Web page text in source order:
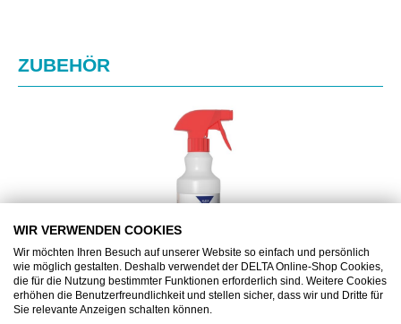
Produktgalerie überspringen
ZUBEHÖR
WIR VERWENDEN COOKIES
Wir möchten Ihren Besuch auf unserer Website so einfach und persönlich
wie möglich gestalten. Deshalb verwendet der DELTA Online-Shop Cookies,
die für die Nutzung bestimmter Funktionen erforderlich sind. Weitere Cookies
erhöhen die Benutzerfreundlichkeit und stellen sicher, dass wir und Dritte für
Sie relevante Anzeigen schalten können.